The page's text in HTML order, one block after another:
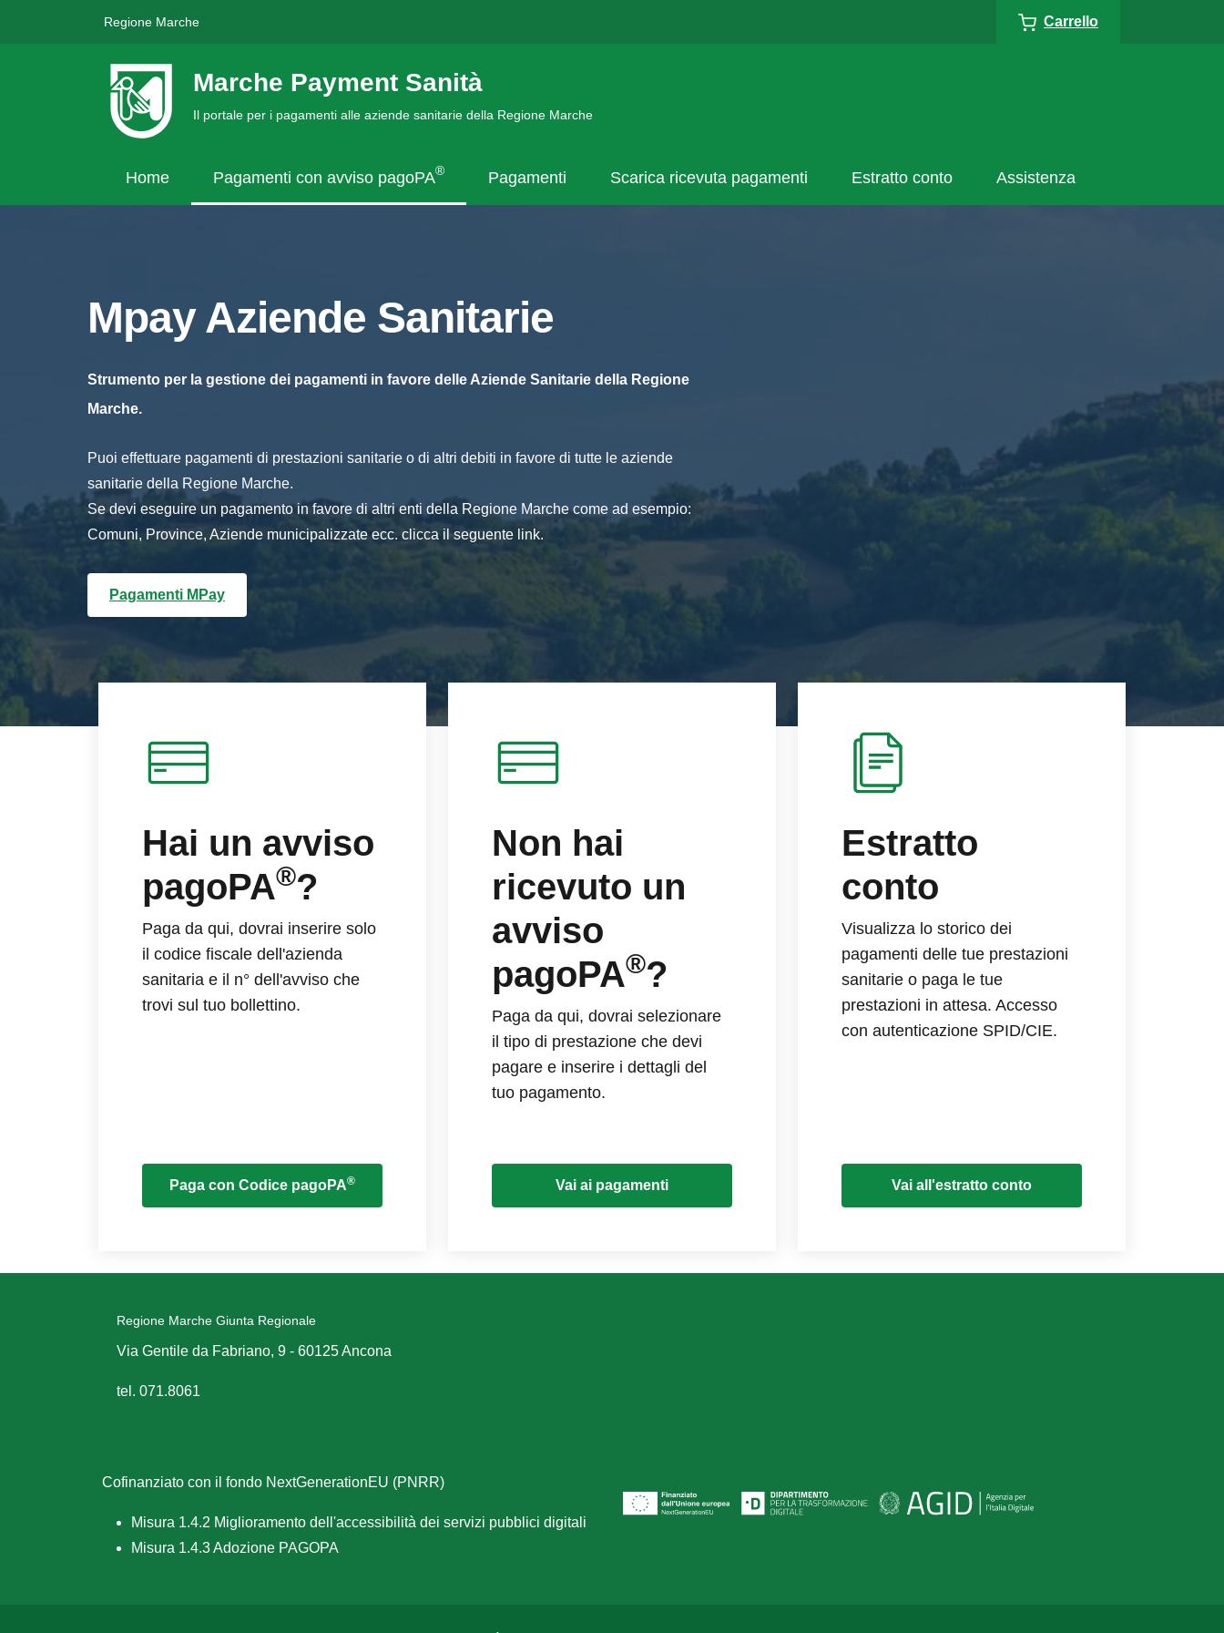
Regione Marche Carrello
Marche Payment Sanità
Il portale per i pagamenti alle aziende sanitarie della Regione Marche
Home Pagamenti con avviso pagoPA® Pagamenti Scarica ricevuta pagamenti Estratto conto Assistenza
Mpay Aziende Sanitarie
Strumento per la gestione dei pagamenti in favore delle Aziende Sanitarie della Regione
Marche.
Puoi effettuare pagamenti di prestazioni sanitarie o di altri debiti in favore di tutte le aziende
sanitarie della Regione Marche.
Se devi eseguire un pagamento in favore di altri enti della Regione Marche come ad esempio:
Comuni, Province, Aziende municipalizzate ecc. clicca il seguente link.
Pagamenti MPay
Hai un avviso
pagoPA®?
Paga da qui, dovrai inserire solo
il codice fiscale dell'azienda
sanitaria e il n° dell'avviso che
trovi sul tuo bollettino.
Paga con Codice pagoPA®
Non hai
ricevuto un
avviso
pagoPA®?
Paga da qui, dovrai selezionare
il tipo di prestazione che devi
pagare e inserire i dettagli del
tuo pagamento.
Vai ai pagamenti
Estratto
conto
Visualizza lo storico dei
pagamenti delle tue prestazioni
sanitarie o paga le tue
prestazioni in attesa. Accesso
con autenticazione SPID/CIE.
Vai all'estratto conto
Regione Marche Giunta Regionale
Via Gentile da Fabriano, 9 - 60125 Ancona
tel. 071.8061
Cofinanziato con il fondo NextGenerationEU (PNRR)
Misura 1.4.2 Miglioramento dell'accessibilità dei servizi pubblici digitali
Misura 1.4.3 Adozione PAGOPA